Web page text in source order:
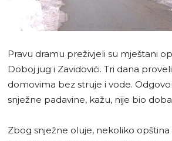
Pravu dramu preživjeli su mještani
Doboj jug i Zavidovići. Tri dana
domovima bez struje i vode.
snježne padavine, kažu, nije bio
Zbog snježne oluje, nekoliko